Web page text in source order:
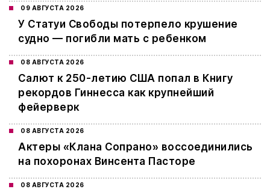
09 АВГУСТА 2026
У Статуи Свободы потерпело крушение
судно — погибли мать с ребенком
08 АВГУСТА 2026
Салют к 250-летию США попал в Книгу
рекордов Гиннесса как крупнейший
фейерверк
08 АВГУСТА 2026
Актеры «Клана Сопрано» воссоединились
на похоронах Винсента Пасторе
08 АВГУСТА 2026